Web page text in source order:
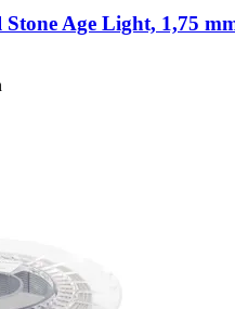
Stone Age Light, 1,75